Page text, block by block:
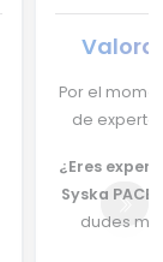
Por el
de expertos
¿Eres
Syska PACE
dudes